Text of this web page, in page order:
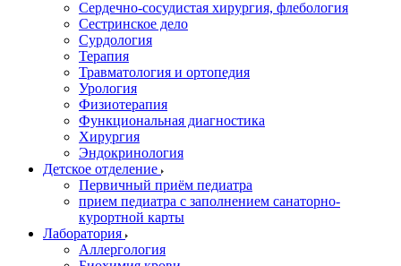
Сердечно-сосудистая хирургия, флебология
Сестринское дело
Сурдология
Терапия
Травматология и ортопедия
Урология
Физиотерапия
Функциональная диагностика
Хирургия
Эндокринология
Детское отделение
Первичный приём педиатра
прием педиатра с заполнением санаторно-
курортной карты
Лаборатория
Аллергология